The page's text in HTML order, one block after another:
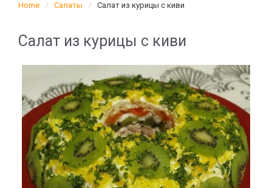
Home Салаты Салат из курицы с киви
Салат из курицы с киви